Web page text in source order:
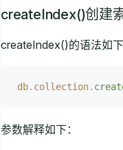
createIndex()创建
createIndex()的语法如下
db. collection.
参数解释如下：